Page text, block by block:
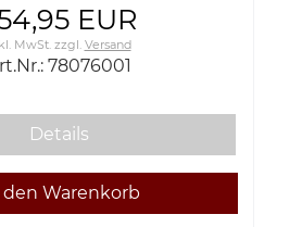
EUR
MwSt.zzgl. Versand
78076001
Details